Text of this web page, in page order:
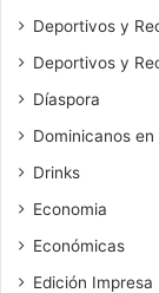
Deportivos y
Deportivos y
Díaspora
Dominicanos en
Drinks
Economia
Económicas
Edición Impresa